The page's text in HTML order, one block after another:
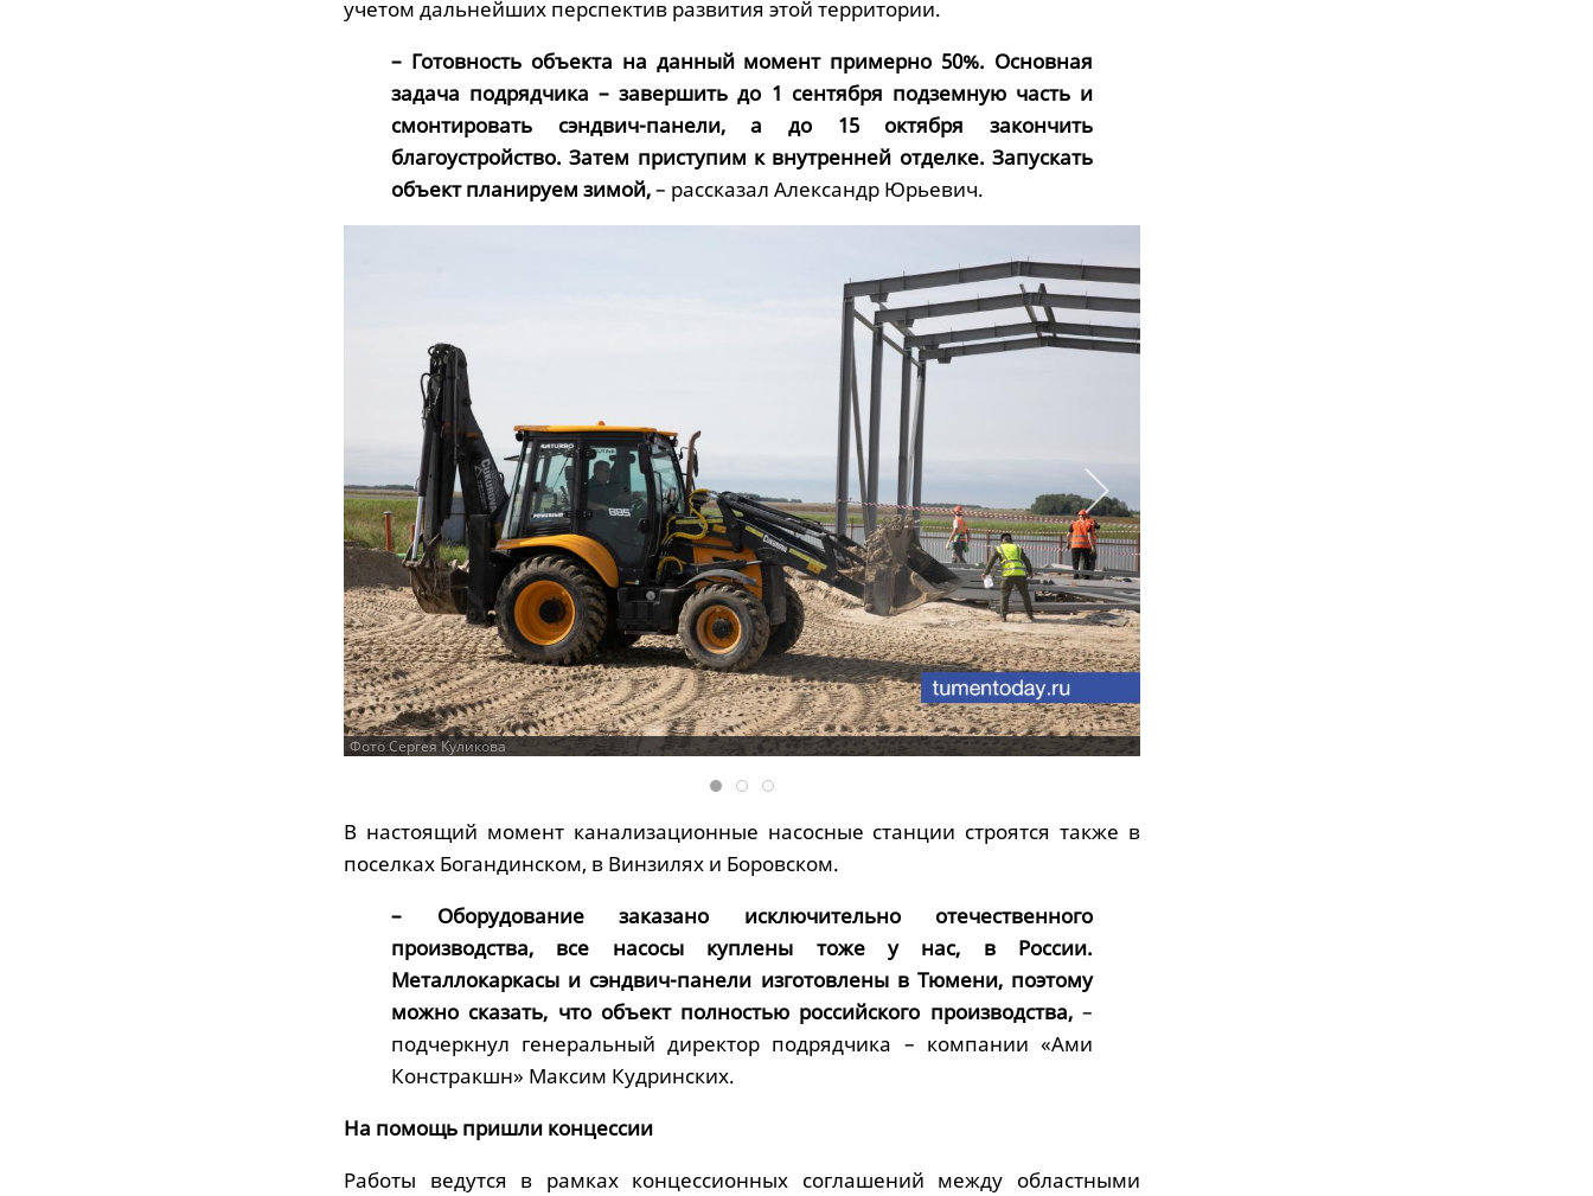
учетом дальнейших перспектив развития этой территории.
– Готовность объекта на данный момент примерно 50%. Основная
задача подрядчика – завершить до 1 сентября подземную часть и
смонтировать сэндвич-панели, а до 15 октября закончить
благоустройство. Затем приступим к внутренней отделке. Запускать
объект планируем зимой,– рассказал Александр Юрьевич.
Фото Сергея Куликова
В настоящий момент канализационные насосные станции строятся также в
поселках Богандинском, в Винзилях и Боровском.
– Оборудование заказано исключительно отечественного
производства, все насосы куплены тоже у нас, в России.
Металлокаркасы и сэндвич-панели изготовлены в Тюмени, поэтому
можно сказать, что объект полностью российского производства,–
подчеркнул генеральный директор подрядчика – компании «Ами
Констракшн» Максим Кудринских.
На помощь пришли концессии
Работы ведутся в рамках концессионных соглашений между областными